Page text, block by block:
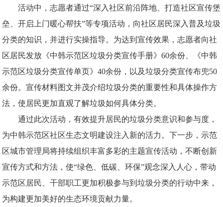
活动中，志愿者通过“深入社区前沿阵地、打造社区宣传堡
垒、开启上门暖心帮扶”等专项活动，向社区居民深入普及垃圾
分类的知识，并进行实操指导。为达到宣传效果，志愿者向社
区居民发放《中韩示范区垃圾分类宣传手册》60余份、《中韩
示范区垃圾分类宣传单页》40余份，以及垃圾分类宣传布兜50
余份。宣传材料图文并茂介绍垃圾分类的重要性和具体操作方
法，使居民更加直观了解垃圾如何具体分类。
通过此次活动，有效提升居民的垃圾分类意识和参与度，
为中韩示范区社区生态文明建设注入新的活力。下一步，示范
区城市管理局将持续组织丰富多彩的主题宣传活动，不断创新
宣传方式和方法，使“绿色、低碳、环保”观念深入人心，带动
示范区居民、干部职工更加积极参与到垃圾分类的行动中来，
为构建更加美好的生态环境贡献力量。